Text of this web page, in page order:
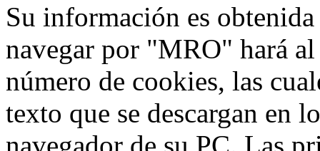
Su información es
navegar por "MRO" hará
número de cookies, las
texto que se descargan en
navegador de su PC. Las